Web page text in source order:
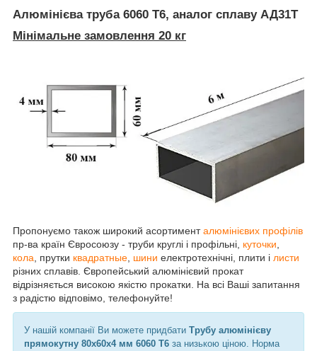
Алюмінієва труба 6060 Т6, аналог сплаву АД31Т
Мінімальне замовлення 20 кг
Пропонуємо також широкий асортименталюмінієвих профілів
пр-ва країн Євросоюзу - труби круглі і профільні, куточки
кола , прутки квадратные шини електротехнічні, плити і листи
різних сплавів. Європейський алюмінієвий прокат
відрізняється високою якістю прокатки. На всі Ваші запитання
з радістю відповімо, телефонуйте!
У нашій компанії Ви можете придбати Трубу алюмінієву
прямокутну 80х60х4 мм 6060 Т6 за низькою ціною. Норма